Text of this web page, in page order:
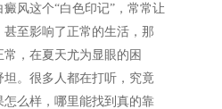
风这个“白色印记”，常常让
至影响了正常的生活，那
，在夏天尤为显眼的困
。很多人都在打听，究竟
么样，哪里能找到真的靠